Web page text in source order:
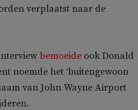
verplaatst naar de
bemoeide ook Donald
noemde het ‘buitengewoon
van John Wayne Airport